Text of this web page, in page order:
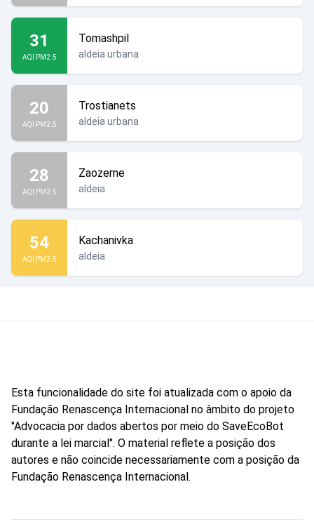
31
AQI PM2.5
Tomashpil
aldeia urbana
20
AQI PM2.5
Trostianets
aldeia urbana
28
AQI PM2.5
Zaozerne
aldeia
54
AQI PM2.5
Kachanivka
aldeia
Esta funcionalidade do site foi atualizada com o apoio da
Fundação Renascença Internacional no âmbito do projeto
"Advocacia por dados abertos por meio do SaveEcoBot
durante a lei marcial". O material reflete a posição dos
autores e não coincide necessariamente com a posição da
Fundação Renascença Internacional.